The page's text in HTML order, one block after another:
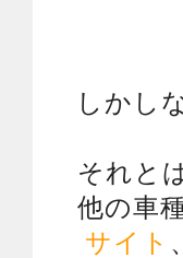
しかし
それと
他の車
サイト 、